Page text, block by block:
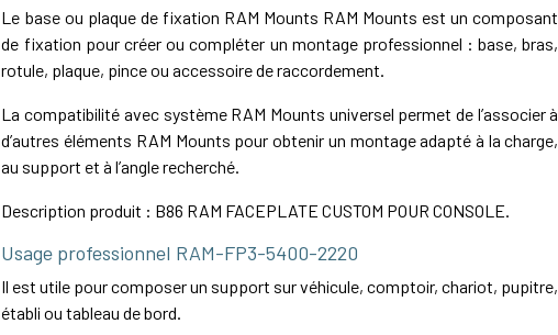
Le base ou plaque de fixation RAM Mounts RAM Mounts est un composant
de fixation pour créer ou compléter un montage professionnel : base, bras,
rotule, plaque, pince ou accessoire de raccordement.
La compatibilité avec système RAM Mounts universel permet de l’associer à
d’autres éléments RAM Mounts pour obtenir un montage adapté à la charge,
au support et à l’angle recherché.
Description produit : B86 RAM FACEPLATE CUSTOM POUR CONSOLE.
Usage professionnel RAM-FP3-5400-2220
Il est utile pour composer un support sur véhicule, comptoir, chariot, pupitre,
établi ou tableau de bord.